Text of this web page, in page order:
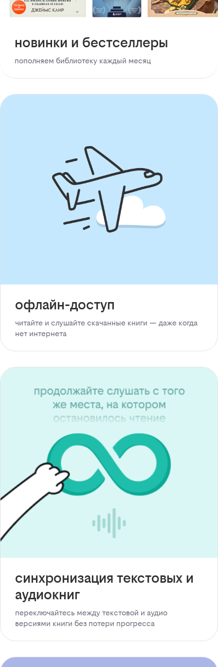
новинки и бестселлеры
пополняем библиотеку каждый месяц
офлайн-доступ
читайте и слушайте скачанные книги — даже когда
нет интернета
синхронизация текстовых и
аудиокниг
переключайтесь между текстовой и аудио
версиями книги без потери прогресса